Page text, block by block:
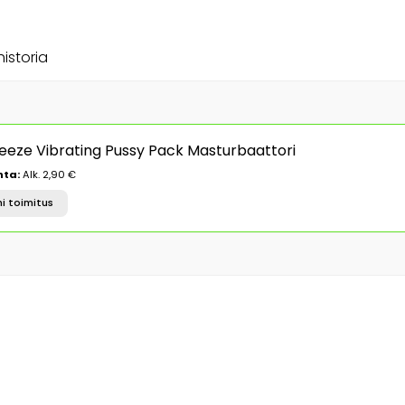
Vibrating Pussy Pack Masturbaattori
Alk. 2,90 €
toimitus